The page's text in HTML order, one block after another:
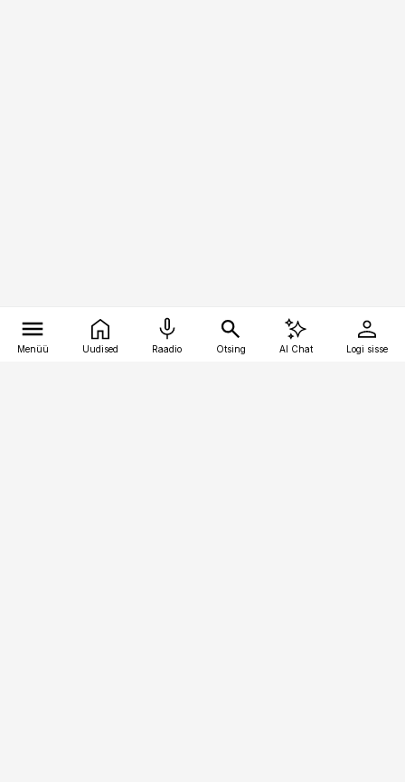
Menüü Uudised Raadio Otsing AI Chat Logi sisse